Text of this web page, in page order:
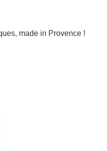
made in Provence !